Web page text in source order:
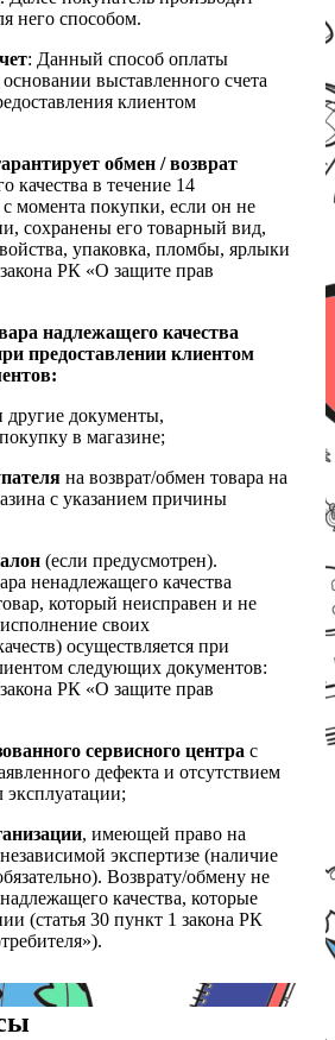
него способом.
: Данный способ оплаты
выставленного счета
клиентом
обмен / возврат
качества в течение 14
момента покупки, если он не
сохранены его товарный вид,
упаковка, пломбы, ярлыки
РК «О защите прав
надлежащего качества
предоставлении клиентом
документы,
в магазине;
на возврат/обмен товара на
с указанием причины
(если предусмотрен).
ненадлежащего качества
который неисправен и не
своих
осуществляется при
следующих документов:
РК «О защите прав
сервисного центра с
дефекта и отсутствием
, имеющей право на
экспертизе (наличие
Возврату/обмену не
качества, которые
(статья 30 пункт 1 закона РК